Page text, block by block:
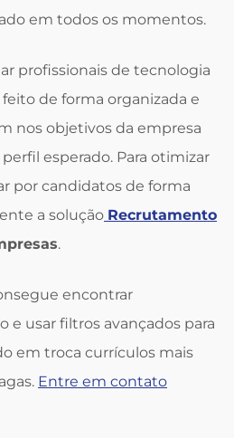
em todos os momentos.
profissionais de tecnologia
de forma organizada e
nos objetivos da empresa
esperado. Para otimizar
por candidatos de forma
a solução Recrutamento
.
encontrar
e usar filtros avançados para
em troca currículos mais
Entre em contato